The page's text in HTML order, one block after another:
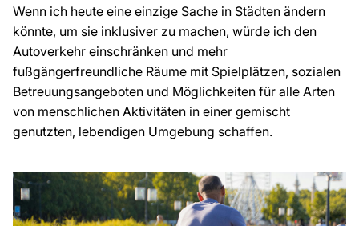
Wenn ich heute eine einzige Sache in Städten ändern
könnte, um sie inklusiver zu machen, würde ich den
Autoverkehr einschränken und mehr
fußgängerfreundliche Räume mit Spielplätzen, sozialen
Betreuungsangeboten und Möglichkeiten für alle Arten
von menschlichen Aktivitäten in einer gemischt
genutzten, lebendigen Umgebung schaffen.